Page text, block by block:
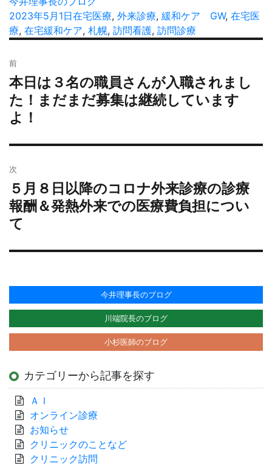
稿
者
投
稿
2023年5月1日カ
テ
ー
在宅医療, 外来診療, 緩和ケア タ
GW, 在宅医
療, 在宅緩和ケア, 札幌, 訪問看護, 訪問診療
稿
ナ
ビ
ゲ
シ
ョ
ン
前
過
去
の
投
本日は３名の職員さんが入職されまし
た！まだまだ募集は継続しています
よ！
次
次
の
投
稿:
５月８日以降のコロナ外来診療の診療
報酬＆発熱外来での医療費負担につい
て
今井理事長のブログ
川端院長のブログ
小杉医師のブログ
カテゴリーから記事を探す
ＡＩ
オンライン診療
お知らせ
クリニックのことなど
クリニック訪問